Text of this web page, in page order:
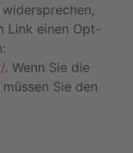
Link einen Opt-
. Wenn Sie die
Sie den